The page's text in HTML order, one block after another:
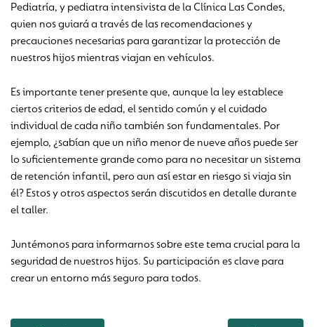
Pediatría, y pediatra intensivista de la Clínica Las Condes,
quien nos guiará a través de las recomendaciones y
precauciones necesarias para garantizar la protección de
nuestros hijos mientras viajan en vehículos.
Es importante tener presente que, aunque la ley establece
ciertos criterios de edad, el sentido común y el cuidado
individual de cada niño también son fundamentales. Por
ejemplo, ¿sabían que un niño menor de nueve años puede ser
lo suficientemente grande como para no necesitar un sistema
de retención infantil, pero aun así estar en riesgo si viaja sin
él? Estos y otros aspectos serán discutidos en detalle durante
el taller.
Juntémonos para informarnos sobre este tema crucial para la
seguridad de nuestros hijos. Su participación es clave para
crear un entorno más seguro para todos.